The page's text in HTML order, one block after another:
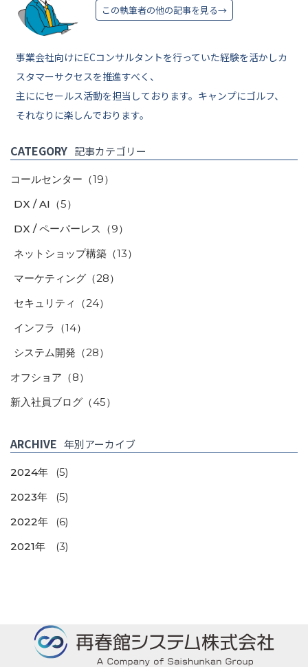
この執筆者の他の記事を見る→
事業会社向けにECコンサルタントを行っていた経験を活かしカ
スタマーサクセスを推進すべく、
主ににセールス活動を担当しております。キャンプにゴルフ、
それなりに楽しんでおります。
CATEGORY 記事カテゴリー
コールセンター （19）
DX / AI （5）
DX / ペーパーレス （9）
ネットショップ構築 （13）
マーケティング （28）
セキュリティ
（24）
インフラ （14）
システム開発 （28）
オフショア （8）
新入社員ブログ （45）
ARCHIVE 年別アーカイブ
2024年
(5)
2023年
(5)
2022年
(6)
2021年
(3)